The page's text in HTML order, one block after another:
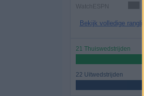
WatchESPN
Bekijk volledige ranglijst
21 Thuiswedstrijden
22 Uitwedstrijden